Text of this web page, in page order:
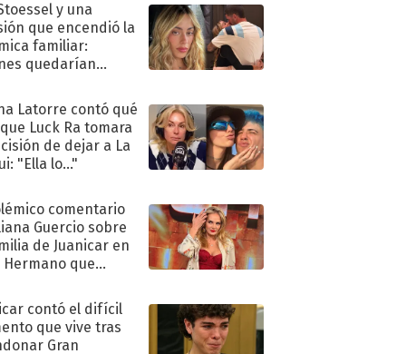
y una
que encendió la
familiar:
quedarían
Latorre contó qué
Luck Ra tomara
de dejar a La
"Ella lo..."
comentario
Guercio sobre
de Juanicar en
Hermano que
contó el difícil
que vive tras
Gran